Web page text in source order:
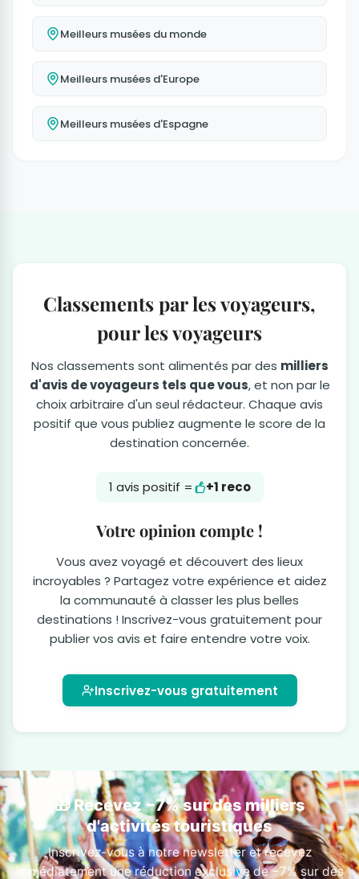
Meilleurs musées du monde
Meilleurs musées d'Europe
Meilleurs musées d'Espagne
Classements par les voyageurs,
pour les voyageurs
Nos classements sont alimentés par des milliers
d'avis de voyageurs tels que vous, et non par le
choix arbitraire d'un seul rédacteur. Chaque avis
positif que vous publiez augmente le score de la
destination concernée.
1 avis positif = +1 reco
Votre opinion compte !
Vous avez voyagé et découvert des lieux
incroyables ? Partagez votre expérience et aidez
la communauté à classer les plus belles
destinations ! Inscrivez-vous gratuitement pour
publier vos avis et faire entendre votre voix.
Inscrivez-vous gratuitement
🎁 Recevez −7% sur des milliers
d'activités touristiques
Inscrivez-vous à notre newsletter et recevez
immédiatement une réduction exclusive de −7% sur des